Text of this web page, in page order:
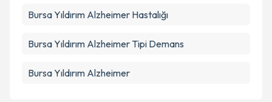
Bursa Yıldırım Alzheimer Hastalığı
Bursa Yıldırım Alzheimer Tipi Demans
Bursa Yıldırım Alzheimer